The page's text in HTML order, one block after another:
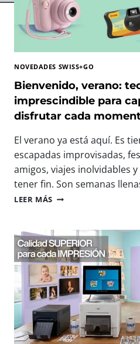
NOVEDADES SWISS+GO
Bienvenido, verano:
imprescindible para
disfrutar cada
El verano ya está aquí. Es
escapadas improvisadas,
amigos, viajes inolvidables
tener fin. Son semanas
LEER MÁS B
N
V
E
N
I
D
O
,
V
E